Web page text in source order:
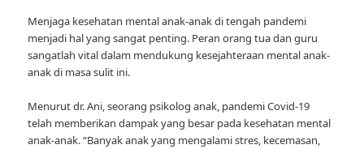
Menjaga kesehatan mental anak-anak di tengah pandemi
menjadi hal yang sangat penting. Peran orang tua dan guru
sangatlah vital dalam mendukung kesejahteraan mental anak-
anak di masa sulit ini.
Menurut dr. Ani, seorang psikolog anak, pandemi Covid-19
telah memberikan dampak yang besar pada kesehatan mental
anak-anak. “Banyak anak yang mengalami stres, kecemasan,